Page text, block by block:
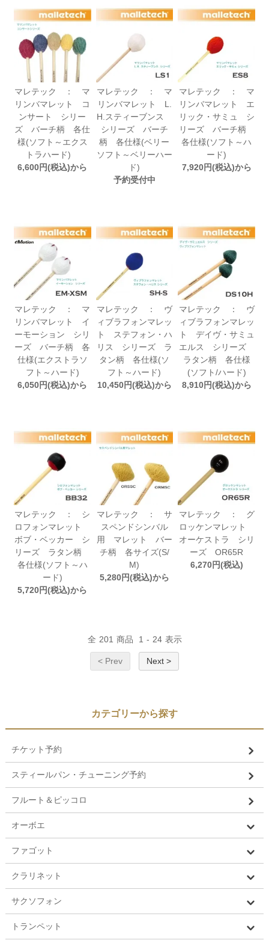
マレテック ： マ
リンバマレット コ
ンサート シリー
ズ バーチ柄 各仕
様(ソフト～エクス
トラハード)
6,600円(税込)から
マレテック ： マ
リンバマレット L.
H.スティーブンス
シリーズ バーチ
柄 各仕様(ベリー
ソフト～ベリーハー
ド)
予約受付中
マレテック ： マ
リンバマレット エ
リック・サミュ シ
リーズ バーチ柄
各仕様(ソフト～ハ
ード)
7,920円(税込)から
マレテック ： マ
リンバマレット イ
ーモーション シリ
ーズ バーチ柄 各
仕様(エクストラソ
フト～ハード)
6,050円(税込)から
マレテック ： ヴ
ィブラフォンマレッ
ト ステフォン・ハ
リス シリーズ ラ
タン柄 各仕様(ソ
フト～ハード)
10,450円(税込)から
マレテック ： ヴ
ィブラフォンマレッ
ト デイヴ・サミュ
エルス シリーズ
ラタン柄 各仕様
(ソフト/ハード)
8,910円(税込)から
マレテック ： シ
ロフォンマレット
ボブ・ベッカー シ
リーズ ラタン柄
各仕様(ソフト～ハ
ード)
5,720円(税込)から
マレテック ： サ
スペンドシンバル
用 マレット バー
チ柄 各サイズ(S/
M)
5,280円(税込)から
マレテック ： グ
ロッケンマレット
オーケストラ シリ
ーズ OR65R
6,270円(税込)
全 201 商品 1 - 24 表示
< Prev Next >
カテゴリーから探す
チケット予約
スティールパン・チューニング予約
フルート＆ピッコロ
オーボエ
ファゴット
クラリネット
サクソフォン
トランペット